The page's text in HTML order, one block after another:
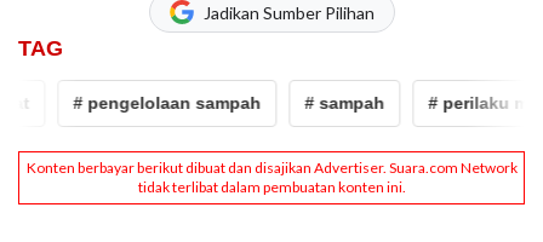
Jadikan Sumber Pilihan
TAG
# pengelolaan sampah # sampah # perilaku